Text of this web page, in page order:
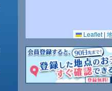
東南 東南 東
Leaflet |